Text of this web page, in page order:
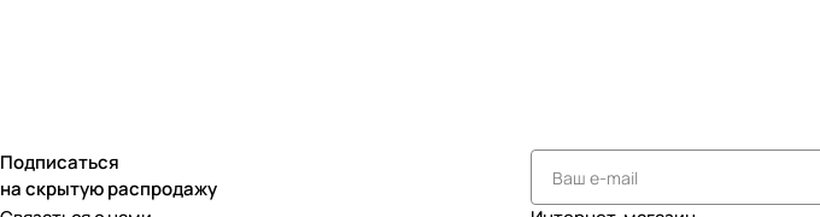
Подписаться
на скрытую распродажу